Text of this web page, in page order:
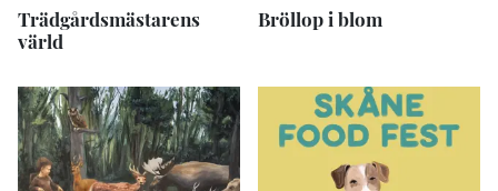
Trädgårdsmästarens
värld
Bröllop i blom